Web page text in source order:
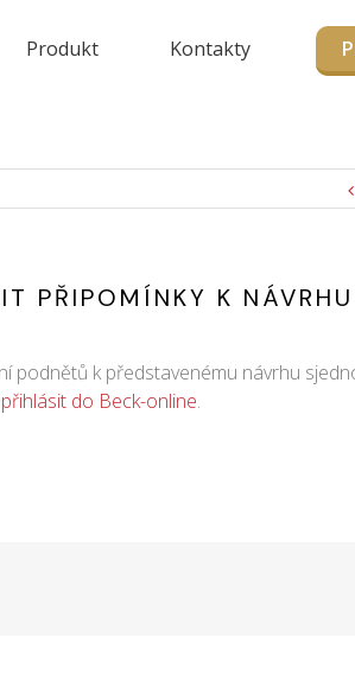
Produkt Kontakty
PŘIPOMÍNKY K
podnětů k představenému návrhu
do Beck-online.